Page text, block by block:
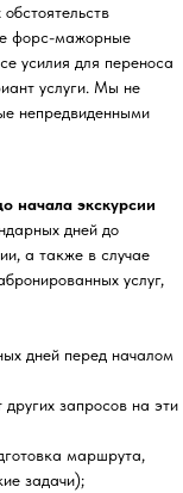
форс-мажорные
усилия для переноса
услуги. Мы не
непредвиденными
начала экскурсии
дней до
а также в случае
услуг,
дней перед началом
запросов на эти
маршрута,
задачи);